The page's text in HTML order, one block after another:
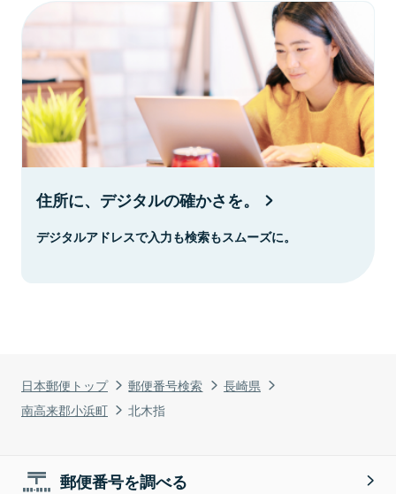
日本郵便トップ 郵便番号検索
長崎県
南高来郡小浜町
北木指
住所に、デジタルの確かさを。
デジタルアドレスで入力も検索もスムーズに。
郵便番号を調べる